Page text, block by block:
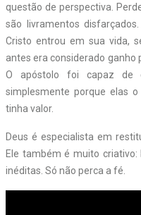
questão de perspectiva.
são livramentos
Cristo entrou em sua vida,
antes era considerado ganho
O apóstolo foi capaz de
simplesmente porque elas
tinha valor.
Deus é especialista em
Ele também é muito criativo:
inéditas. Só não perca a fé.